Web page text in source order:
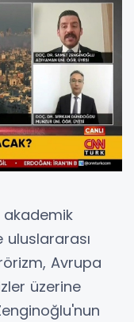
akademik
uluslararası
Avrupa
üzerine